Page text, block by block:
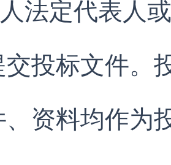
法定代表人
交投标文件。
、资料均作为